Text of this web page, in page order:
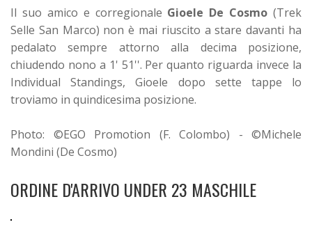
Il suo amico e corregionale Gioele De Cosmo (Trek
Selle San Marco) non è mai riuscito a stare davanti ha
pedalato sempre attorno alla decima posizione,
chiudendo nono a 1' 51''. Per quanto riguarda invece la
Individual Standings, Gioele dopo sette tappe lo
troviamo in quindicesima posizione.
Photo: ©EGO Promotion (F. Colombo) - ©Michele
Mondini (De Cosmo)
ORDINE D'ARRIVO UNDER 23 MASCHILE